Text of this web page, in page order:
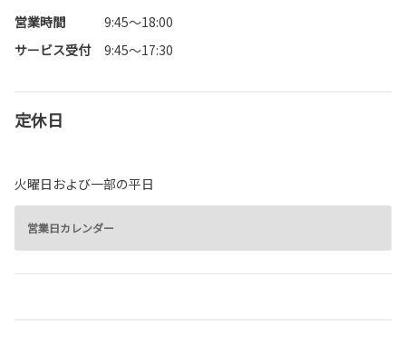
営業時間
9:45～18:00
サービス受付
9:45～17:30
定休日
火曜日および一部の平日
営業日カレンダー